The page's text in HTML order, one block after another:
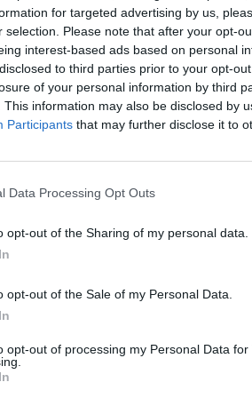
for targeted advertising by us,
selection. Please note that after your opt-
interest-based ads based on personal
to third parties prior to your opt-
of your personal information by third
This information may also be disclosed by
Participants that may further disclose it to
Data Processing Opt Outs
opt-out of the Sharing of my personal data.
opt-out of the Sale of my Personal Data.
opt-out of processing my Personal Data for
is, de éveket tud várni az OMV a
Wolfganf
menedzsmentjét, akikkel
nem kellene nacionalista módon
tudunk egy olyan erős közép-
portfolio.hu hírarchívumához tartozik,